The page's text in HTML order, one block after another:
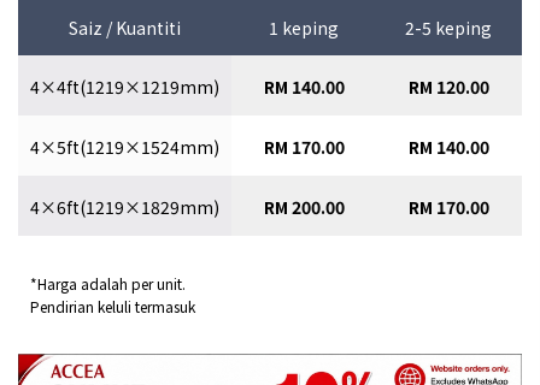
Saiz / Kuantiti 1 keping 2-5 keping
4×4ft(1219×1219mm) RM 140.00 RM 120.00
4×5ft(1219×1524mm) RM 170.00 RM 140.00
4×6ft(1219×1829mm) RM 200.00 RM 170.00
*Harga adalah per unit.
Pendirian keluli termasuk